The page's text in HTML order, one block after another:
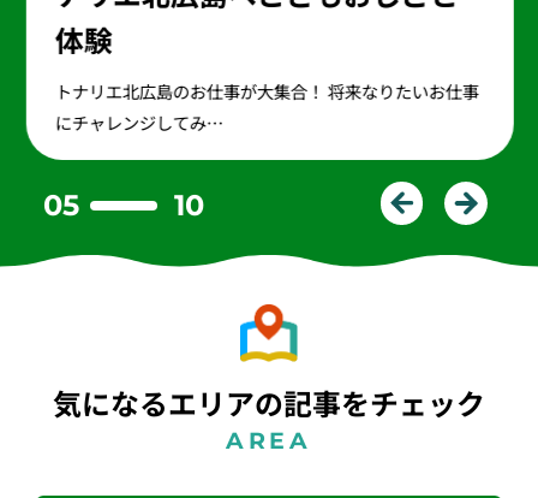
05 10
体験
トナリエ北広島のお仕事が大集合！ 将来なりたいお仕事
にチャレンジしてみ…
気になるエリアの記事をチェック
AREA